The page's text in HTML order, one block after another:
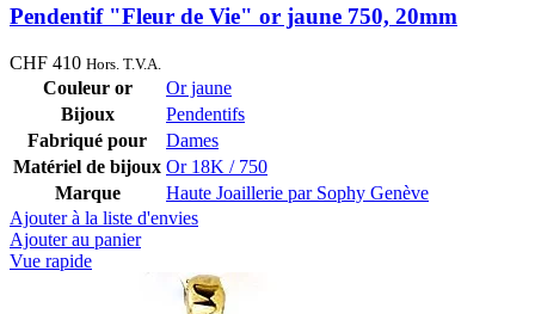
Pendentif "Fleur de Vie" or jaune 750, 20mm
CHF 410 Hors. T.V.A.
Couleur or
Or jaune
Bijoux
Pendentifs
Fabriqué pour
Dames
Matériel de bijoux Or 18K / 750
Marque
Haute Joaillerie par Sophy Genève
Ajouter à la liste d'envies
Ajouter au panier
Vue rapide